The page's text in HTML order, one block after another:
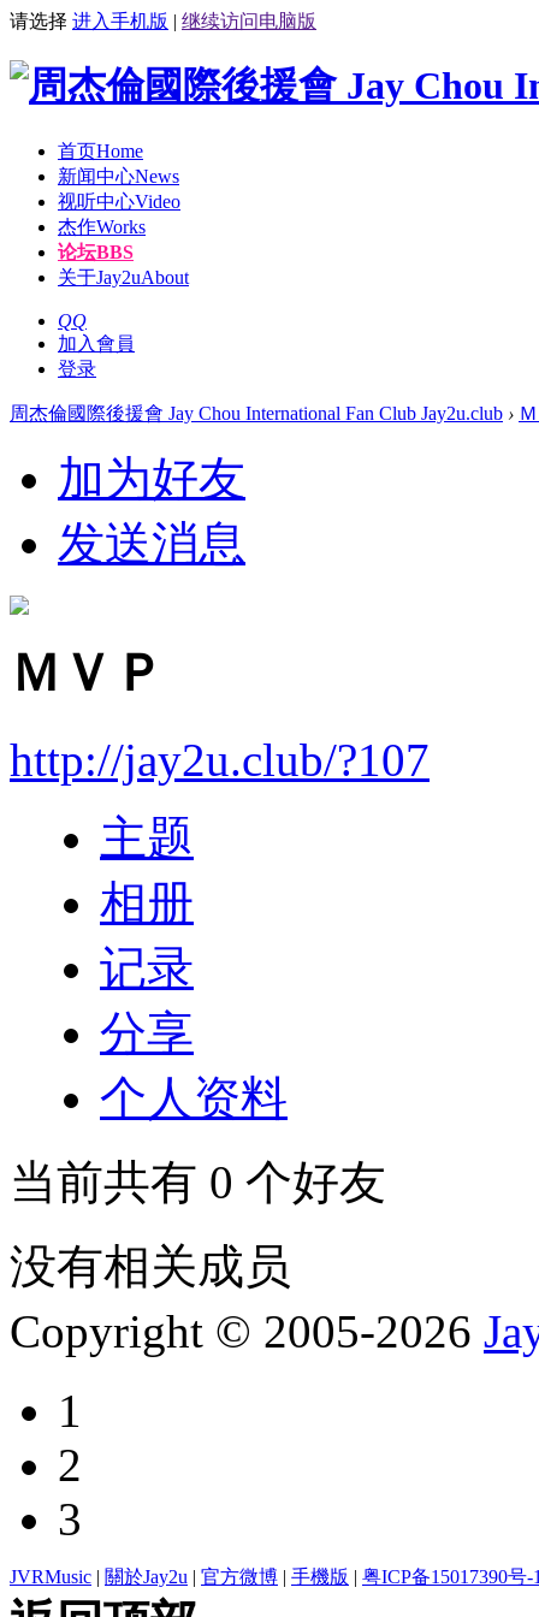
请选择 进入手机版 | 继续访问电脑版
首页Home
新闻中心News
视听中心Video
杰作Works
论坛BBS
关于Jay2uAbout
QQ
加入會員
登录
周杰倫國際後援會 Jay Chou International Fan Club Jay2u.club ›
加为好友
发送消息
ＭＶＰ
http://jay2u.club/?107
主题
相册
记录
分享
个人资料
当前共有 0 个好友
没有相关成员
Copyright © 2005-2026
1
2
3
JVRMusic | 關於Jay2u | 官方微博 | 手機版 | 粤ICP备15017390号-